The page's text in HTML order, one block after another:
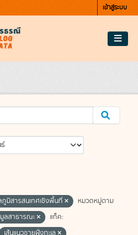
เข้าสู่ระบบ
มิสารสนเทศเชิงพื้นที่
หมวดหมู่ตาม
ลสาธารณะ
แท็ค:
เส้นแนวชายฝั่งทะเล